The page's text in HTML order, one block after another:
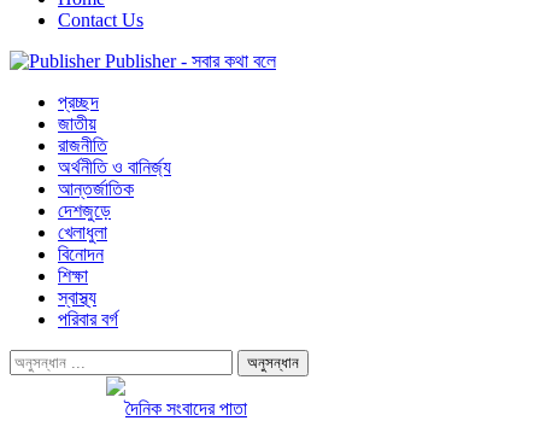
Contact Us
Publisher - সবার কথা বলে
প্রচ্ছদ
জাতীয়
রাজনীতি
অর্থনীতি ও বানির্জ্য
আন্তর্জাতিক
দেশজুড়ে
খেলাধুলা
বিনোদন
শিক্ষা
স্বাস্থ্য
পরিবার বর্গ